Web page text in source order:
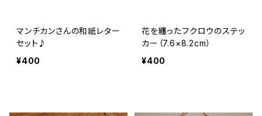
マンチカンさんの和紙レター
セット♪
¥400
花を纏ったフクロウのステッ
カー（7.6×8.2cm）
¥400